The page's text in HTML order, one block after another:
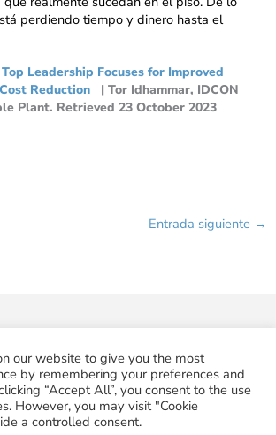
perdiendo tiempo y dinero hasta el
Top Leadership Focuses for Improved
Reduction
| Tor Idhammar, IDCON
Plant. Retrieved 23 October 2023
Entrada siguiente →
© 2026 Pabelon
our website to give you the most
by remembering your preferences and
“Accept All”, you consent to the use
However, you may visit "Cookie
a controlled consent.